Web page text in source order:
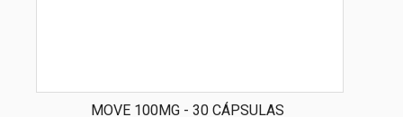
MOVE 100MG - 30 CÁPSULAS